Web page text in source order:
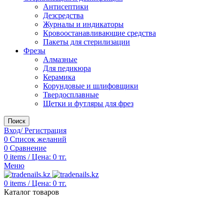
Антисептики
Дезсредства
Журналы и индикаторы
Кровоостанавливающие средства
Пакеты для стерилизации
Фрезы
Алмазные
Для педикюра
Керамика
Корундовые и шлифовщики
Твердосплавные
Щетки и футляры для фрез
Поиск
Вход/ Регистрация
0 Список желаний
0 Сравнение
0 items / Цена: 0 тг.
Меню
0 items / Цена: 0 тг.
Каталог товаров